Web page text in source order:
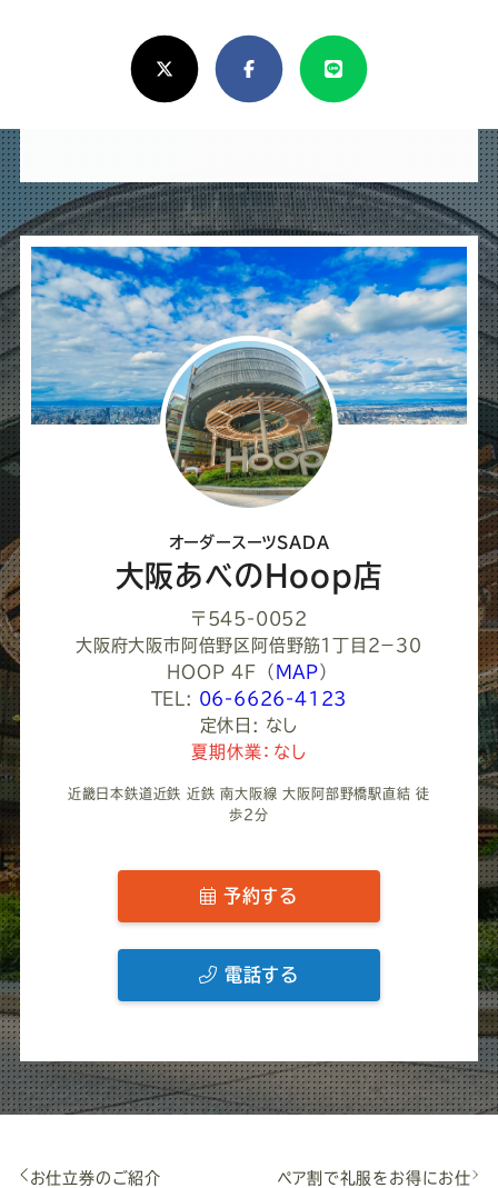
ろ
し
け
ば
シ
ェ
ア
し
て
く
だ
い
X(Twitter)FacebookLine
オーダースーツSADA
大阪あべのHoop店
〒545-0052
大阪府大阪市阿倍野区阿倍野筋１丁目２−３０
HOOP 4F
（ MAP ）
TEL: 06-6626-4123
定休日: なし
夏期休業：なし
近畿日本鉄道近鉄 近鉄 南大阪線 大阪阿部野橋駅直結 徒
歩2分
予約する
電話する
お仕立券のご紹介 ペア割で礼服をお得にお仕